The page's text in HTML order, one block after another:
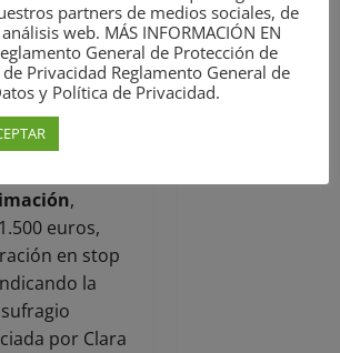
e
sus vecinos,
Por
”, de
se hizo con
,
euros,
en stop
la
por Clara
partners de medios sociales, de
web. MÁS INFORMACIÓN EN
General de Protección de
Privacidad Reglamento General de
y Política de Privacidad.